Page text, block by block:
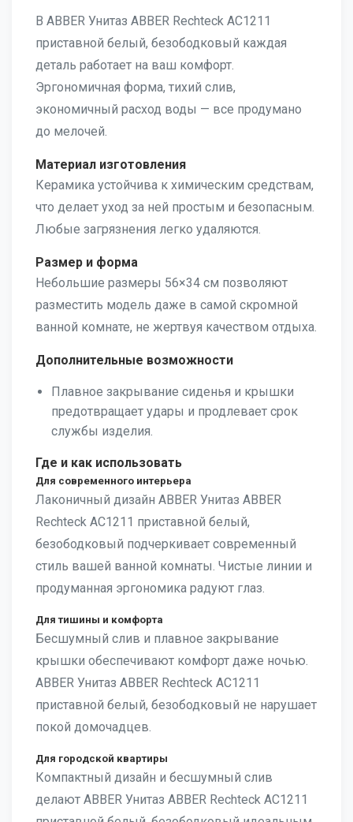
В ABBER Унитаз ABBER Rechteck AC1211
приставной белый, безободковый каждая
деталь работает на ваш комфорт.
Эргономичная форма, тихий слив,
экономичный расход воды — все продумано
до мелочей.
Материал изготовления
Керамика устойчива к химическим средствам,
что делает уход за ней простым и безопасным.
Любые загрязнения легко удаляются.
Размер и форма
Небольшие размеры 56×34 см позволяют
разместить модель даже в самой скромной
ванной комнате, не жертвуя качеством отдыха.
Дополнительные возможности
Плавное закрывание сиденья и крышки
предотвращает удары и продлевает срок
службы изделия.
Где и как использовать
Для современного интерьера
Лаконичный дизайн ABBER Унитаз ABBER
Rechteck AC1211 приставной белый,
безободковый подчеркивает современный
стиль вашей ванной комнаты. Чистые линии и
продуманная эргономика радуют глаз.
Для тишины и комфорта
Бесшумный слив и плавное закрывание
крышки обеспечивают комфорт даже ночью.
ABBER Унитаз ABBER Rechteck AC1211
приставной белый, безободковый не нарушает
покой домочадцев.
Для городской квартиры
Компактный дизайн и бесшумный слив
делают ABBER Унитаз ABBER Rechteck AC1211